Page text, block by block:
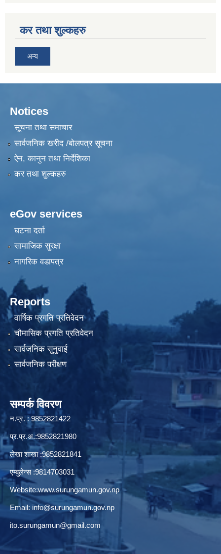
कर तथा शुल्कहरु
अन्य
Notices
सूचना तथा समाचार
सार्वजनिक खरीद /बोलपत्र सूचना
ऐन, कानुन तथा निर्देशिका
कर तथा शुल्कहरु
eGov services
घटना दर्ता
सामाजिक सुरक्षा
नागरिक वडापत्र
Reports
वार्षिक प्रगति प्रतिवेदन
चौमासिक प्रगति प्रतिवेदन
सार्वजनिक सुनुवाई
सार्वजनिक परीक्षण
सम्पर्क विवरण
न.प्र. : 9852821422
प्र.प्र.अ.:9852821980
लेखा शाखा :9852821841
एम्बुलेन्स :9814703031
Website:www.surungamun.gov.np
Email: info@surungamun.gov.np
ito.surungamun@gmail.com